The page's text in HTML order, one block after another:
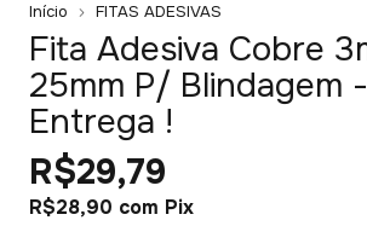
Início FITAS ADESIVAS
Fita Adesiva Cobre
25mm P/ Blindagem
Entrega !
R$29,79
R$28,90 com Pix